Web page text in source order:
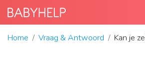
Home Vraag & Antwoord Kan je